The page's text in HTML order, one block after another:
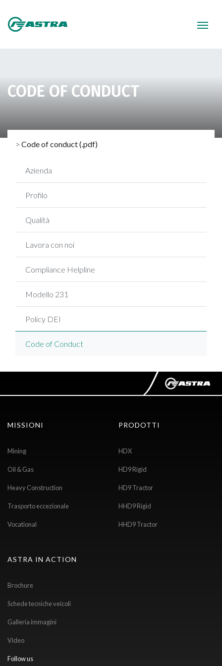
CODE OF CONDUCT
> Code of conduct (.pdf)
Azienda
Profilo
Qualità
Lavora con noi
Compliance Helpline
Modello 231
Policy DEI
Code of Conduct
MISSIONI
Mining
Oil & Gas
Heavy Construction
Trasporto eccezionale
Vocational
PRODOTTI
HDX
HD9 Rigid
HD9 Tractor
HHD9 Rigid
HHD9 Tractor
ASTRA IN ACTION
Brochure
Schede tecniche veicoli
Galleria immagini
Video
Follow us